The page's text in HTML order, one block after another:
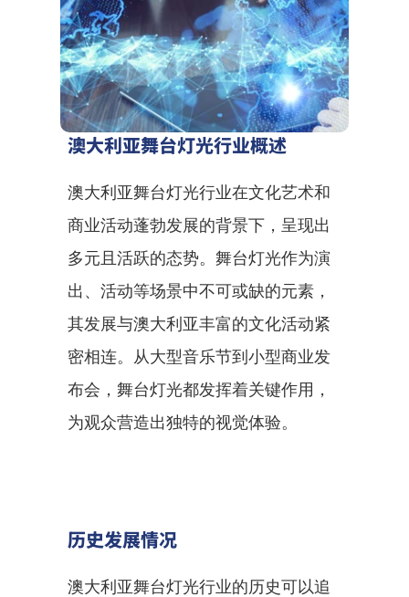
澳大利亚舞台灯光行业概述
澳大利亚舞台灯光行业在文化艺术和
商业活动蓬勃发展的背景下，呈现出
多元且活跃的态势。舞台灯光作为演
出、活动等场景中不可或缺的元素，
其发展与澳大利亚丰富的文化活动紧
密相连。从大型音乐节到小型商业发
布会，舞台灯光都发挥着关键作用，
为观众营造出独特的视觉体验。
历史发展情况
澳大利亚舞台灯光行业的历史可以追